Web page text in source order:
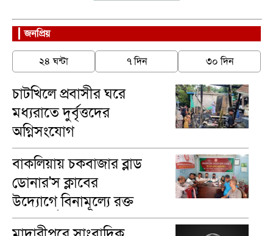
জনপ্রিয়
২৪ ঘন্টা ৭ দিন ৩০ দিন
চাটখিলে প্রবাসীর ঘরে
মধ্যরাতে দুর্বৃত্তদের
অগ্নিসংযোগ
বাকলিয়ায় চকবাজার ব্লাড
ডোনার'স ক্লাবের
উদ্যোগে বিনামূল্যে রক্ত
গ্রুপ নির্ণয়